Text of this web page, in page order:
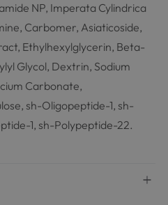
NP, Imperata Cylindrica
Carbomer, Asiaticoside,
Ethylhexylglycerin, Beta-
Glycol, Dextrin, Sodium
Carbonate,
sh-Oligopeptide-1, sh-
1, sh-Polypeptide-22.